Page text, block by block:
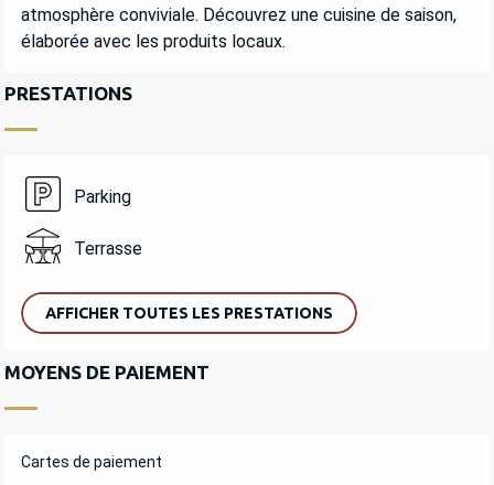
atmosphère conviviale. Découvrez une cuisine de saison,
élaborée avec les produits locaux.
PRESTATIONS
Parking
Terrasse
AFFICHER TOUTES LES PRESTATIONS
MOYENS DE PAIEMENT
Cartes de paiement